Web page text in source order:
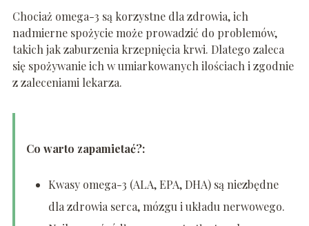
Chociaż omega-3 są korzystne dla zdrowia, ich
nadmierne spożycie może prowadzić do problemów,
takich jak zaburzenia krzepnięcia krwi. Dlatego zaleca
się spożywanie ich w umiarkowanych ilościach i zgodnie
z zaleceniami lekarza.
Co warto zapamietać?:
Kwasy omega-3 (ALA, EPA, DHA) są niezbędne
dla zdrowia serca, mózgu i układu nerwowego.